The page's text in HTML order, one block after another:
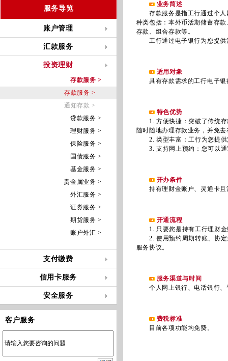
服务导览
账户管理
汇款服务
投资理财
存款服务 >
存款服务 >
通知存款 >
贷款服务 >
理财服务 >
保险服务 >
国债服务 >
基金服务 >
贵金属业务 >
外汇服务 >
证券服务 >
期货服务 >
账户外汇 >
支付缴费
信用卡服务
安全服务
客户服务
业务简述
存款服务是指工行通过个人
种类包括：本外币活期储蓄存
存款、组合存款等。
工行通过电子银行为您提供
适用对象
具有存款需求的工行电子银
特色优势
1. 方便快捷：突破了传统存
随时随地办理存款业务，并免
2. 类型丰富：工行为您提供
3. 支持网上预约：您可以通
开办条件
持有理财金账户、灵通卡且
开通流程
1. 只要您是持有工行理财金
2. 使用预约周期转账、协定
服务协议。
服务渠道与时间
个人网上银行、电话银行、
费税标准
目前各项功能均免费。